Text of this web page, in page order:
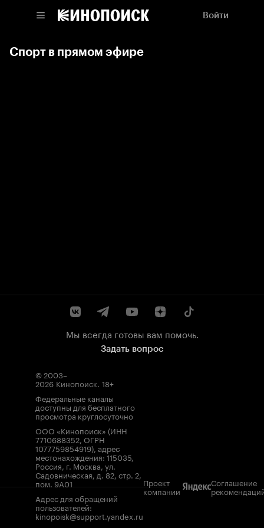
Войти
Спорт в прямом эфире
Мы всегда готовы вам помочь.
Задать вопрос
© 2003–
2026 Кинопоиск. 18+
Федеральные каналы
доступны для бесплатного
просмотра круглосуточно
ООО «Кинопоиск» (ИНН
7710688352, ОГРН
1077759854919), адрес
местонахождения: 115035,
Россия, г. Москва, ул.
Садовническая, д. 82, стр. 2,
пом. 9А01
Адрес для обращений
пользователей:
kinopoisk@support.yandex.ru
Проект
компании
Соглашение